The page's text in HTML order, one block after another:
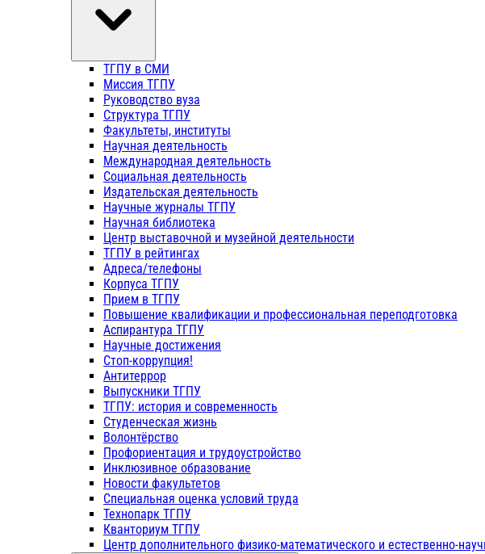
ТГПУ в СМИ
Миссия ТГПУ
Руководство вуза
Структура ТГПУ
Факультеты, институты
Научная деятельность
Международная деятельность
Социальная деятельность
Издательская деятельность
Научные журналы ТГПУ
Научная библиотека
Центр выставочной и музейной деятельности
ТГПУ в рейтингах
Адреса/телефоны
Корпуса ТГПУ
Прием в ТГПУ
Повышение квалификации и профессиональная переподготовка
Аспирантура ТГПУ
Научные достижения
Стоп-коррупция!
Антитеррор
Выпускники ТГПУ
ТГПУ: история и современность
Студенческая жизнь
Волонтёрство
Профориентация и трудоустройство
Инклюзивное образование
Новости факультетов
Специальная оценка условий труда
Технопарк ТГПУ
Кванториум ТГПУ
Центр дополнительного физико-математического и естественно-